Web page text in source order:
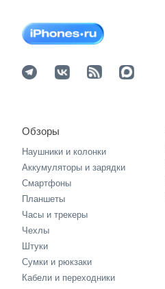
Обзоры
Наушники и колонки
Аккумуляторы и зарядки
Смартфоны
Планшеты
Часы и трекеры
Чехлы
Штуки
Сумки и рюкзаки
Кабели и переходники